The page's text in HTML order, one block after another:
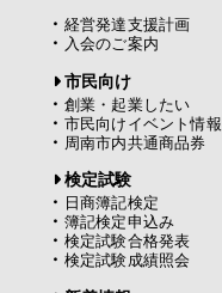
経営発達支援計画
入会のご案内
市民向け
創業・起業したい
市民向けイベント情報
周南市内共通商品券
検定試験
日商簿記検定
簿記検定申込み
検定試験合格発表
検定試験成績照会